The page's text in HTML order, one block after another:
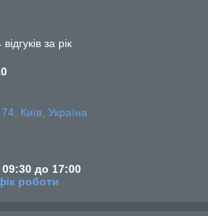
за рік
Київ, Україна
до 17:00
роботи